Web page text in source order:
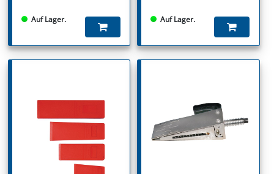
Auf Lager. Auf Lager.